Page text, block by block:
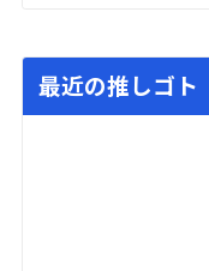
最近の推しゴト